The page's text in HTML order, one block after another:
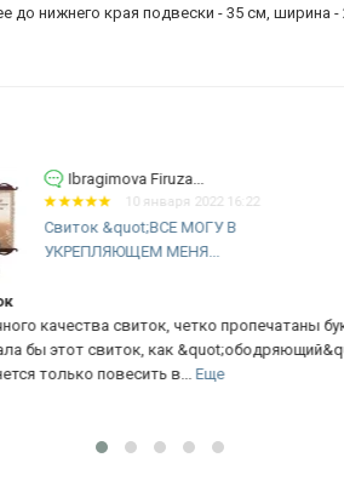
нижнего края подвески - 35 см, ширина -
Ibragimova Firuza...
10 января 2022 16:22
Свиток &quot;ВСЕ МОГУ В
УКРЕПЛЯЮЩЕМ МЕНЯ...
качества свиток, четко пропечатаны
бы этот свиток, как
только повесить в...Еще